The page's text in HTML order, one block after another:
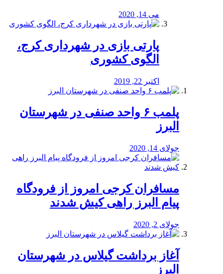
می 14, 2020
پارتی بازی در شهرداری کرج،
الگوی کشوری
اکتبر 22, 2019
پلمب ۶ واحد صنفی در شهرستان
البرز
جولای 14, 2020
مسافران کرجی امروز از فرودگاه
پیام البرز راهی کیش شدند
جولای 2, 2020
آغاز برداشت گیلاس در شهرستان
البرز